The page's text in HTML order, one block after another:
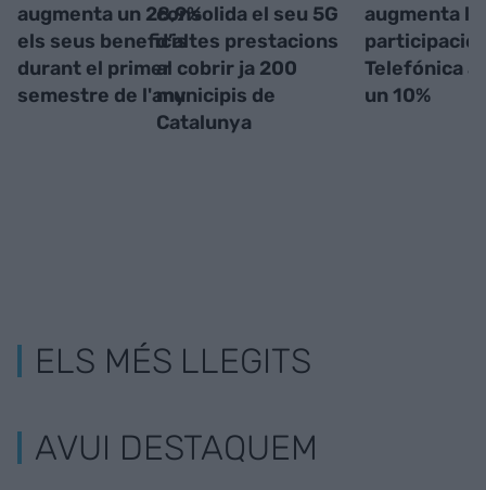
augmenta un 28,9%
els seus beneficis
durant el primer
semestre de l'any
consolida el seu 5G
d’altes prestacions
al cobrir ja 200
municipis de
Catalunya
augmenta la
participació
Telefónica a
un 10%
ELS MÉS LLEGITS
AVUI DESTAQUEM